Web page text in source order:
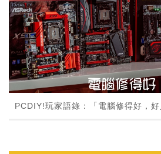
PCDIY!玩家語錄：「電腦修得好，好